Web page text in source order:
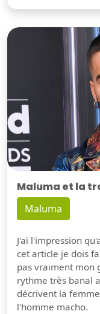
Maluma et la
Maluma
J'ai l'impression
cet article je dois
pas vraiment mon
rythme très banal
décrivent la
l'homme macho.